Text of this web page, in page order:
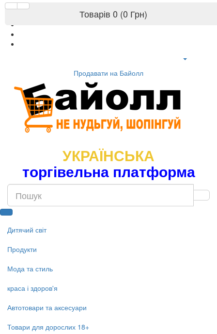
Продавати на Байолл
УКРАЇНСЬКА
торгівельна платформа
Товарів 0 (0 Грн)
Дитячий світ
Продукти
Мода та стиль
краса і здоров'я
Автотовари та аксесуари
Товари для дорослих 18+